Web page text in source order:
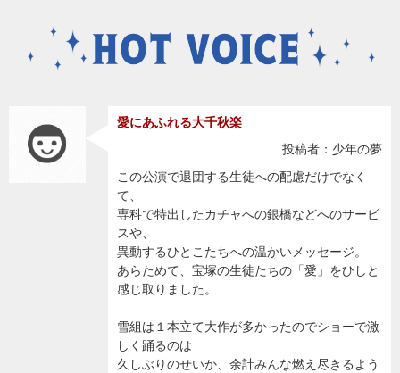
愛にあふれる大千秋楽
投稿者：少年の夢
この公演で退団する生徒への配慮だけでなく
て、
専科で特出したカチャへの銀橋などへのサービ
スや、
異動するひとこたちへの温かいメッセージ。
あらためて、宝塚の生徒たちの「愛」をひしと
感じ取りました。
雪組は１本立て大作が多かったのでショーで激
しく踊るのは
久しぶりのせいか、余計みんな燃え尽きるよう